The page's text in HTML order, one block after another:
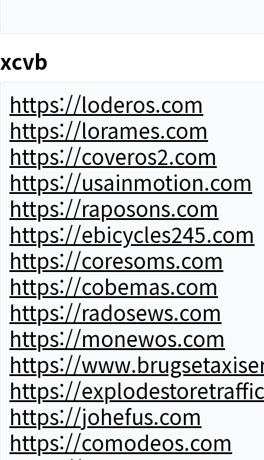
xcvb
https://loderos.com
https://lorames.com
https://coveros2.com
https://usainmotion.com
https://raposons.com
https://ebicycles245.com
https://coresoms.com
https://cobemas.com
https://radosews.com
https://monewos.com
https://
https://
https://johefus.com
https://comodeos.com